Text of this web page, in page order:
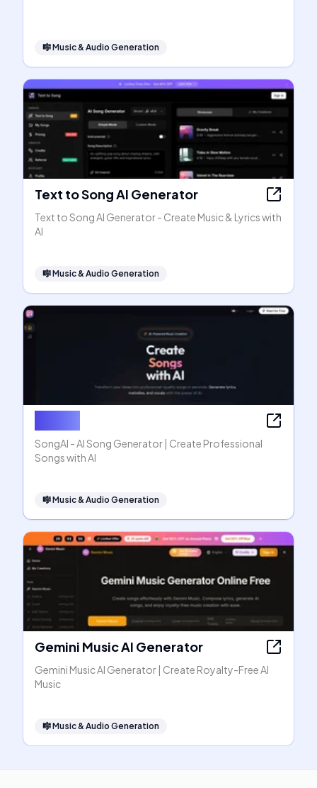
🎼Music & Audio Generation
Text to Song AI Generator
Text to Song AI Generator - Create Music & Lyrics with
AI
🎼Music & Audio Generation
SongAI - AI Song Generator | Create Professional
Songs with AI
🎼Music & Audio Generation
Gemini Music AI Generator
Gemini Music AI Generator | Create Royalty-Free AI
Music
🎼Music & Audio Generation